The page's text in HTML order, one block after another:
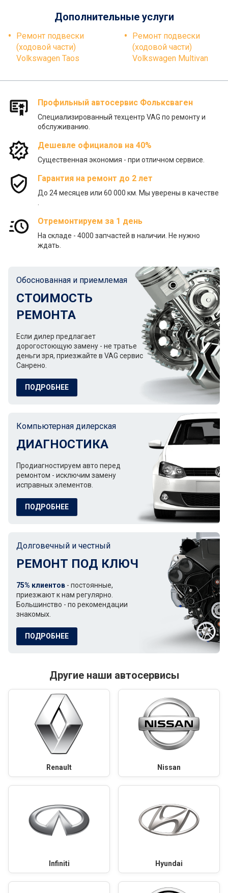
Дополнительные услуги
Ремонт подвески
(ходовой части)
Volkswagen Taos
Ремонт подвески
(ходовой части)
Volkswagen Multivan
Профильный автосервис Фольксваген
Специализированный техцентр VAG по ремонту и
обслуживанию.
Дешевле официалов на 40%
Существенная экономия - при отличном сервисе.
Гарантия на ремонт до 2 лет
До 24 месяцев или 60 000 км. Мы уверены в качестве
Отремонтируем за 1 день
На складе - 4000 запчастей в наличии. Не нужно
ждать.
Обоснованная и приемлемая
СТОИМОСТЬ
РЕМОНТА
Если дилер предлагает
дорогостоющую замену - не тратье
деньги зря, приезжайте в VAG сервис
Санрено.
ПОДРОБНЕЕ
Компьютерная дилерская
ДИАГНОСТИКА
Продиагностируем авто перед
ремонтом - исключим замену
исправных элементов.
ПОДРОБНЕЕ
Долговечный и честный
РЕМОНТ ПОД КЛЮЧ
75% клиентов - постоянные,
приезжают к нам регулярно.
Большинство - по рекомендации
знакомых.
ПОДРОБНЕЕ
Другие наши автосервисы
Renault Nissan
Infiniti Hyundai